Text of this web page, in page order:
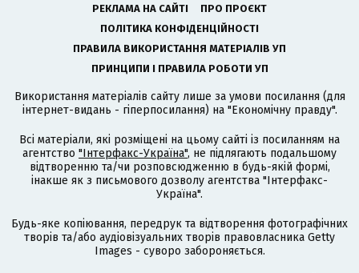
РЕКЛАМА НА САЙТІ
ПРО ПРОЄКТ
ПОЛІТИКА КОНФІДЕНЦІЙНОСТІ
ПРАВИЛА ВИКОРИСТАННЯ МАТЕРІАЛІВ УП
ПРИНЦИПИ І ПРАВИЛА РОБОТИ УП
Використання матеріалів сайту лише за умови посилання (для
інтернет-видань - гіперпосилання) на "Економічну правду".
Всі матеріали, які розміщені на цьому сайті із посиланням на
агентство "Інтерфакс-Україна", не підлягають подальшому
відтворенню та/чи розповсюдженню в будь-якій формі,
інакше як з письмового дозволу агентства "Інтерфакс-
Україна".
Будь-яке копіювання, передрук та відтворення фотографічних
творів та/або аудіовізуальних творів правовласника Getty
Images - суворо забороняється.